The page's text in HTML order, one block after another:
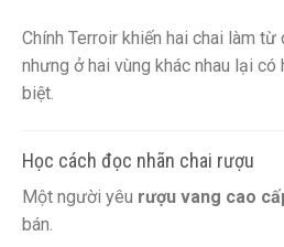
Chính Terroir khiến hai chai làm
nhưng ở hai vùng khác nhau lại
biệt.
Học cách đọc nhãn chai rượu
Một người yêu rượu vang cao
bán.